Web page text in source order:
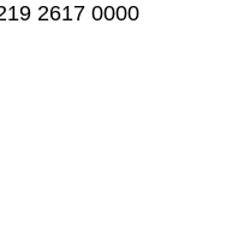
2617 0000